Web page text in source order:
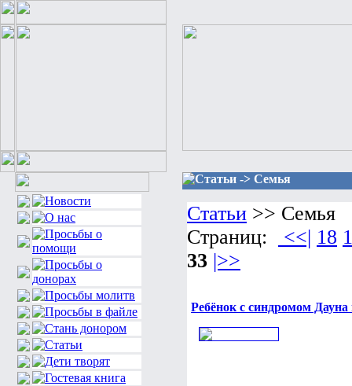
Статьи -> Семья
Статьи >> Семья
Страниц:
<<| 18
33 |>>
Ребёнок с синдромом Дауна